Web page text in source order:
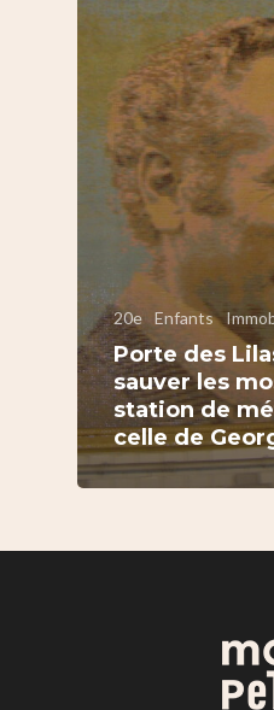
20e Enfants
Porte des
sauver les
station de
celle de